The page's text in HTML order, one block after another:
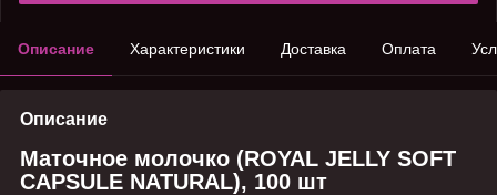
Описание Характеристики Доставка Оплата
Описание
Маточное молочко (ROYAL JELLY SOFT
CAPSULE NATURAL), 100 шт